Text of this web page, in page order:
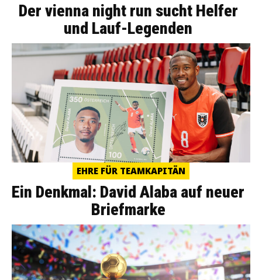
Der vienna night run sucht Helfer
und Lauf-Legenden
EHRE FÜR TEAMKAPITÄN
Ein Denkmal: David Alaba auf neuer
Briefmarke